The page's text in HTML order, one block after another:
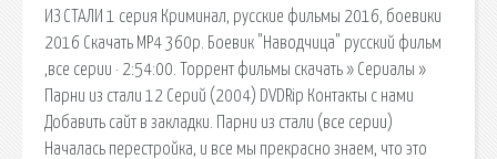
ИЗ СТАЛИ 1 серия Криминал, русские фильмы 2016, боевики
2016 Скачать MP4 360p. Боевик "Наводчица" русский фильм
,все серии · 2:54:00. Торрент фильмы скачать » Сериалы »
Парни из стали 12 Серий (2004) DVDRip Контакты с нами
Добавить сайт в закладки. Парни из стали (все серии)
Началась перестройка, и все мы прекрасно знаем, что это